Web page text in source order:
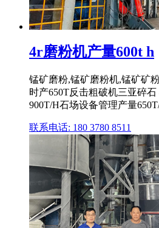
4r磨粉机产量600t h
锰矿磨粉,锰矿磨粉机,锰矿矿
时产650T反击粗破机三亚碎
900T/H石场设备管理产量
联系电话: 180 3780 8511